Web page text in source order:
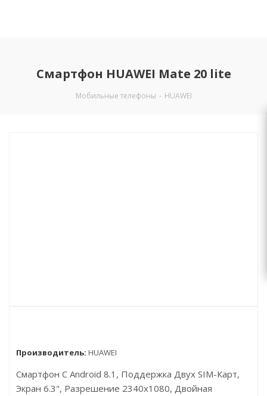
Смартфон HUAWEI Mate 20 lite
Мобильные телефоны - HUAWEI
Производитель: HUAWEI
Смартфон С Android 8.1, Поддержка Двух SIM-Карт,
Экран 6.3", Разрешение 2340x1080, Двойная